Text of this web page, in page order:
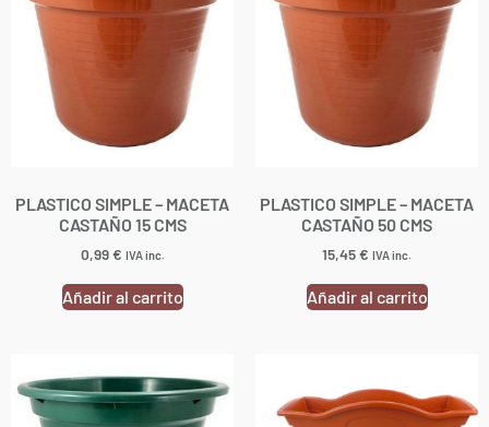
PLASTICO SIMPLE – MACETA
CASTAÑO 15 CMS
0,99€ IVA inc.
Añadir al carrito
PLASTICO SIMPLE – MACETA
CASTAÑO 50 CMS
15,45€ IVA inc.
Añadir al carrito